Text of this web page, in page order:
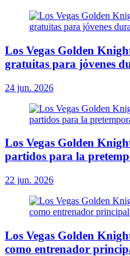
Los Vegas Golden
gratuitas para jóvenes
24 jun. 2026
Los Vegas Golden
partidos para la
22 jun. 2026
Los Vegas Golden
como entrenador